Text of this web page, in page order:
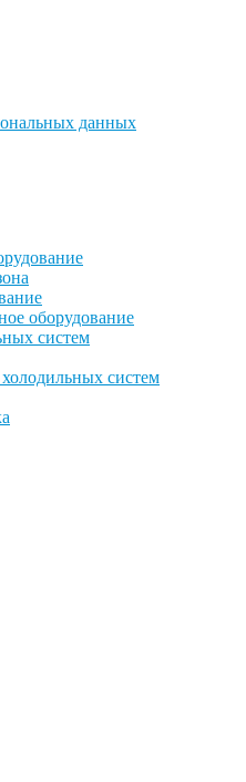
данных
оборудование
систем
систем